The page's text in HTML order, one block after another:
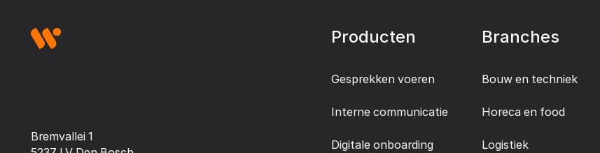
Bremvallei 1
Producten
Gesprekken voeren
Interne communicatie
Digitale onboarding
Branches
Bouw en techniek
Horeca en food
Logistiek